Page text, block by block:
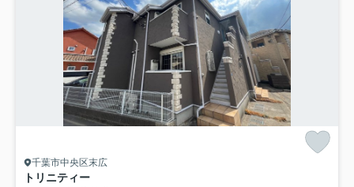
千葉市中央区末広
トリニティー